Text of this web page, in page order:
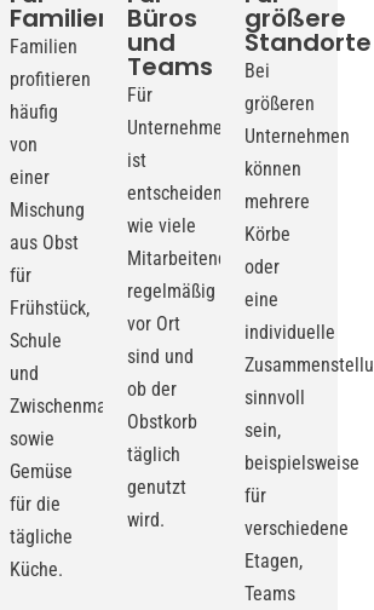
Familien
Familien
profitieren
häufig
von
einer
Mischung
aus Obst
für
Frühstück,
Schule
und
Zwischenmahlzeiten
sowie
Gemüse
für die
tägliche
Küche.
Büros
und
Teams
Für
Unternehmen
ist
entscheidend,
wie viele
Mitarbeitende
regelmäßig
vor Ort
sind und
ob der
Obstkorb
täglich
genutzt
wird.
größere
Standorte
Bei
größeren
Unternehmen
können
mehrere
Körbe
oder
eine
individuelle
sinnvoll
sein,
beispielsweise
für
verschiedene
Etagen,
Teams